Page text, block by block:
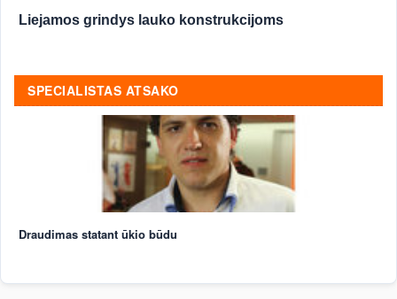
Liejamos grindys lauko konstrukcijoms
SPECIALISTAS ATSAKO
Draudimas statant ūkio būdu